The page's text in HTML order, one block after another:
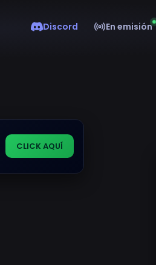
Discord En emisión
CLICK AQUÍ